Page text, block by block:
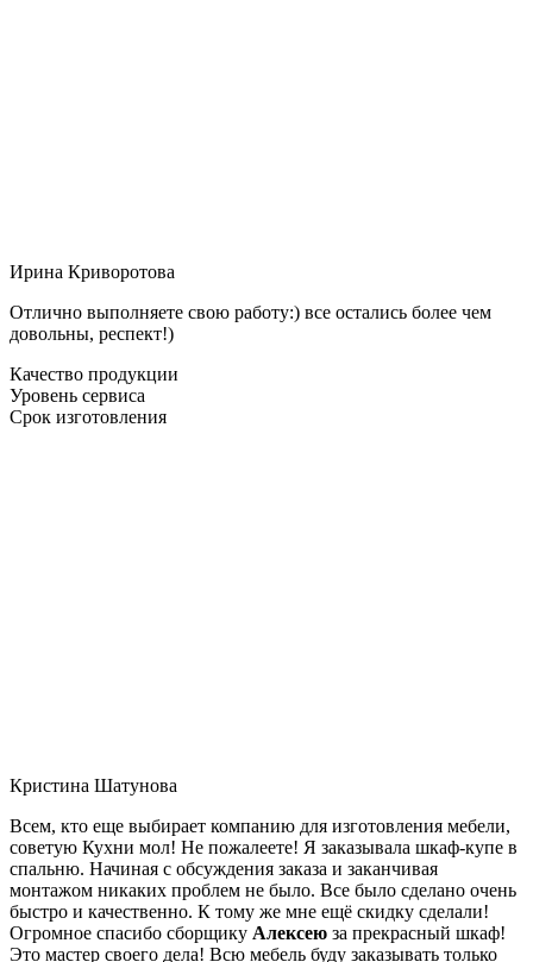
Ирина Криворотова
Отлично выполняете свою работу:) все остались более чем
довольны, респект!)
Качество продукции
Уровень сервиса
Срок изготовления
Кристина Шатунова
Всем, кто еще выбирает компанию для изготовления мебели,
советую Кухни мол! Не пожалеете! Я заказывала шкаф-купе в
спальню. Начиная с обсуждения заказа и заканчивая
монтажом никаких проблем не было. Все было сделано очень
быстро и качественно. К тому же мне ещё скидку сделали!
Огромное спасибо сборщику Алексею за прекрасный шкаф!
Это мастер своего дела! Всю мебель буду заказывать только